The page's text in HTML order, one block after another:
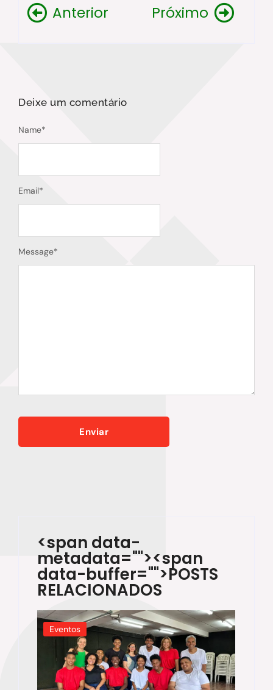
Anterior Próximo
Deixe um comentário
Message*
Name*
Email*
<span data-
metadata=""><span
data-buffer="">POSTS
RELACIONADOS
Eventos